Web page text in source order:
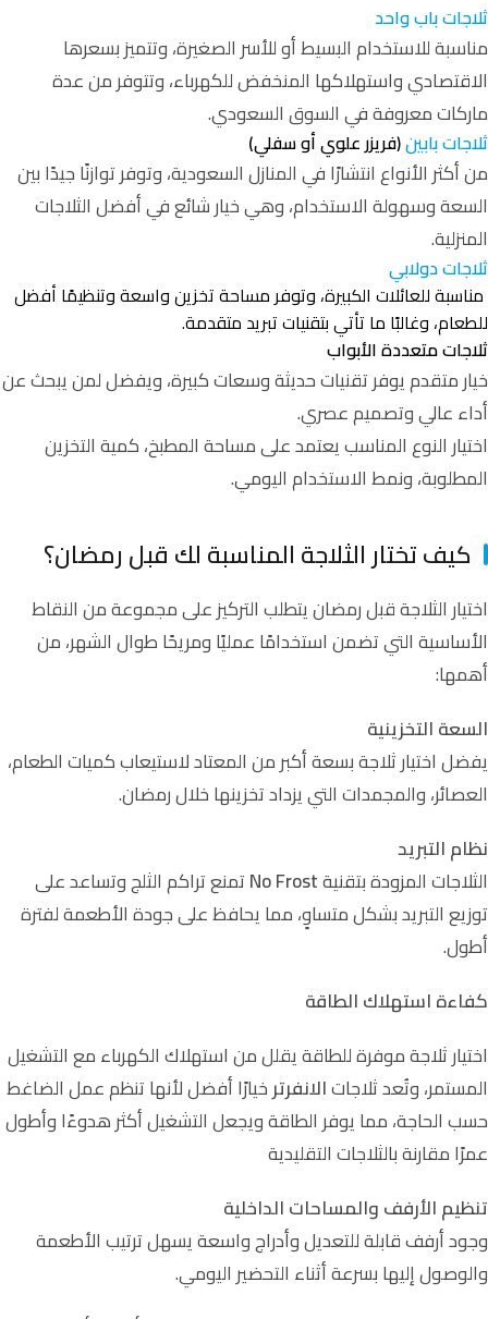
ثلاجات باب واحد
مناسبة للاستخدام البسيط أو للأسر الصغيرة، وتتميز بسعرها
الاقتصادي واستهلاكها المنخفض للكهرباء، وتتوفر من عدة
ماركات معروفة في السوق السعودي.
ثلاجات بابين(فريزر علوي أو سفلي)
من أكثر الأنواع انتشارًا في المنازل السعودية، وتوفر توازنًا جيدًا بين
السعة وسهولة الاستخدام، وهي خيار شائع في أفضل الثلاجات
المنزلية.
ثلاجات دولابي
مناسبة للعائلات الكبيرة، وتوفر مساحة تخزين واسعة وتنظيمًا أفضل
للطعام، وغالبًا ما تأتي بتقنيات تبريد متقدمة.
ثلاجات متعددة الأبواب
خيار متقدم يوفر تقنيات حديثة وسعات كبيرة، ويفضل لمن يبحث عن
أداء عالي وتصميم عصري.
اختيار النوع المناسب يعتمد على مساحة المطبخ، كمية التخزين
المطلوبة، ونمط الاستخدام اليومي.
كيف تختار الثلاجة المناسبة لك قبل رمضان؟
اختيار الثلاجة قبل رمضان يتطلب التركيز على مجموعة من النقاط
الأساسية التي تضمن استخدامًا عمليًا ومريحًا طوال الشهر، من
أهمها:
السعة التخزينية
يفضل اختيار ثلاجة بسعة أكبر من المعتاد لاستيعاب كميات الطعام،
العصائر، والمجمدات التي يزداد تخزينها خلال رمضان.
نظام التبريد
الثلاجات المزودة بتقنيةNo Frostتمنع تراكم الثلج وتساعد على
توزيع التبريد بشكل متساوٍ، مما يحافظ على جودة الأطعمة لفترة
أطول.
كفاءة استهلاك الطاقة
اختيار ثلاجة موفرة للطاقة يقلل من استهلاك الكهرباء مع التشغيل
المستمر، وتُعد ثلاجاتالانفرترخيارًا أفضل لأنها تنظم عمل الضاغط
حسب الحاجة، مما يوفر الطاقة ويجعل التشغيل أكثر هدوءًا وأطول
عمرًا مقارنة بالثلاجات التقليدية
تنظيم الأرفف والمساحات الداخلية
وجود أرفف قابلة للتعديل وأدراج واسعة يسهل ترتيب الأطعمة
والوصول إليها بسرعة أثناء التحضير اليومي.